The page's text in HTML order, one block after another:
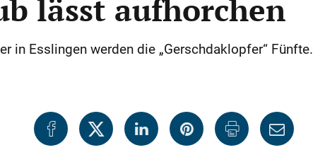
lässt aufhorchen
in Esslingen werden die „Gerschdaklopfer“ Fünfte.